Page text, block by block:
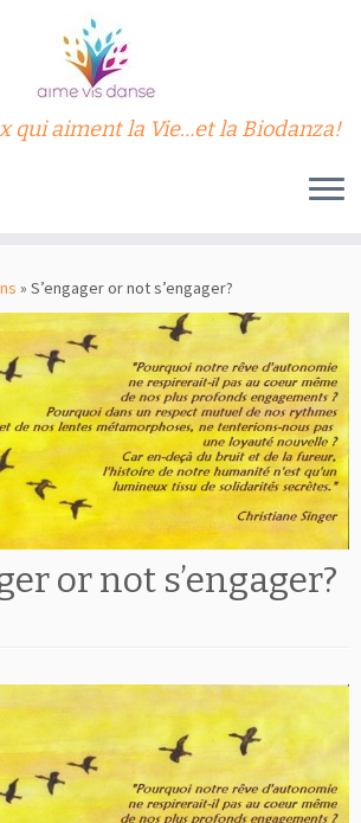
qui aiment la Vie…et la Biodanza!
» S’engager or not s’engager?
or not s’engager?